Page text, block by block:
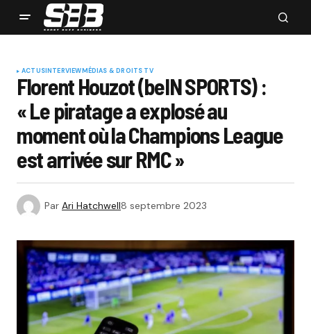
ACTUSINTERVIEWMÉDIAS & DROITS TV
Florent Houzot (beIN SPORTS) :
« Le piratage a explosé au
moment où la Champions League
est arrivée sur RMC »
Par Ari Hatchwell8 septembre 2023